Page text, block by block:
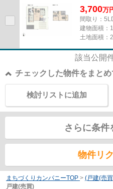
3,700万
間取り：
建物面積：
土地面積：
該当公開
チェックした物件をまとめ
検討リストに追加
さらに条件
物件リ
まちづくりカンパニーTOP > (戸建(売
戸建(売買)